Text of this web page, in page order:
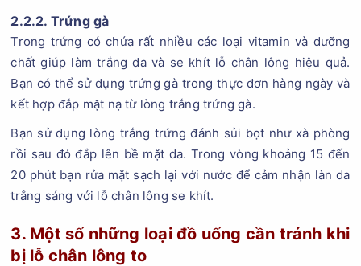
2.2.2. Trứng gà
Trong trứng có chứa rất nhiều các loại vitamin và dưỡng
chất giúp làm trắng da và se khít lỗ chân lông hiệu quả.
Bạn có thể sử dụng trứng gà trong thực đơn hàng ngày và
kết hợp đắp mặt nạ từ lòng trắng trứng gà.
Bạn sử dụng lòng trắng trứng đánh sủi bọt như xà phòng
rồi sau đó đắp lên bề mặt da. Trong vòng khoảng 15 đến
20 phút bạn rửa mặt sạch lại với nước để cảm nhận làn da
trắng sáng với lỗ chân lông se khít.
3. Một số những loại đồ uống cần tránh khi
bị lỗ chân lông to